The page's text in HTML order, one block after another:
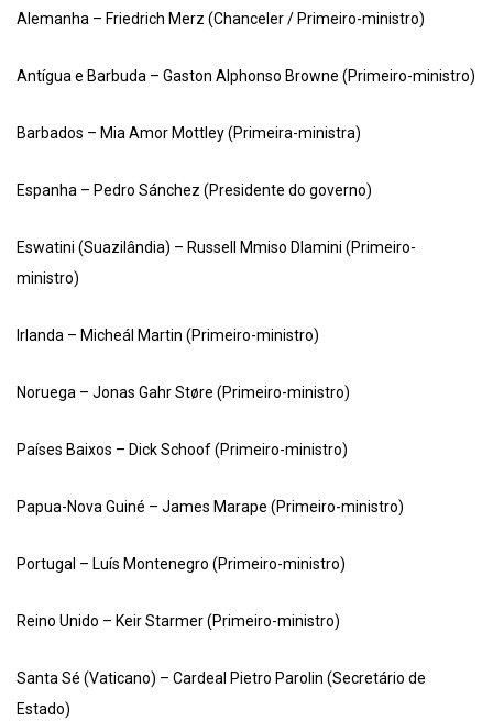
Alemanha – Friedrich Merz (Chanceler / Primeiro-ministro)
Antígua e Barbuda – Gaston Alphonso Browne (Primeiro-ministro)
Barbados – Mia Amor Mottley (Primeira-ministra)
Espanha – Pedro Sánchez (Presidente do governo)
Eswatini (Suazilândia) – Russell Mmiso Dlamini (Primeiro-
ministro)
Irlanda – Micheál Martin (Primeiro-ministro)
Noruega – Jonas Gahr Støre (Primeiro-ministro)
Países Baixos – Dick Schoof (Primeiro-ministro)
Papua-Nova Guiné – James Marape (Primeiro-ministro)
Portugal – Luís Montenegro (Primeiro-ministro)
Reino Unido – Keir Starmer (Primeiro-ministro)
Santa Sé (Vaticano) – Cardeal Pietro Parolin (Secretário de
Estado)